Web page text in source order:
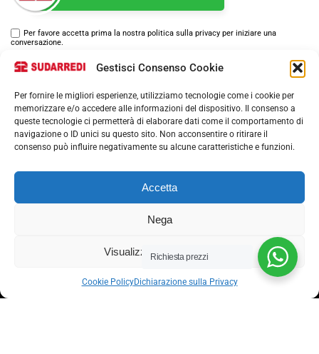
Gestisci Consenso Cookie
Per fornire le migliori esperienze, utilizziamo tecnologie come i cookie per
memorizzare e/o accedere alle informazioni del dispositivo. Il consenso a
queste tecnologie ci permetterà di elaborare dati come il comportamento di
navigazione o ID unici su questo sito. Non acconsentire o ritirare il
consenso può influire negativamente su alcune caratteristiche e funzioni.
Accetta
Nega
Visualizza le preferenze
Cookie PolicyDichiarazione sulla Privacy
Per favore accetta prima la nostra politica sulla privacy per iniziare una
conversazione.
Email: info@sudarredi.com
Richiesta prezzi